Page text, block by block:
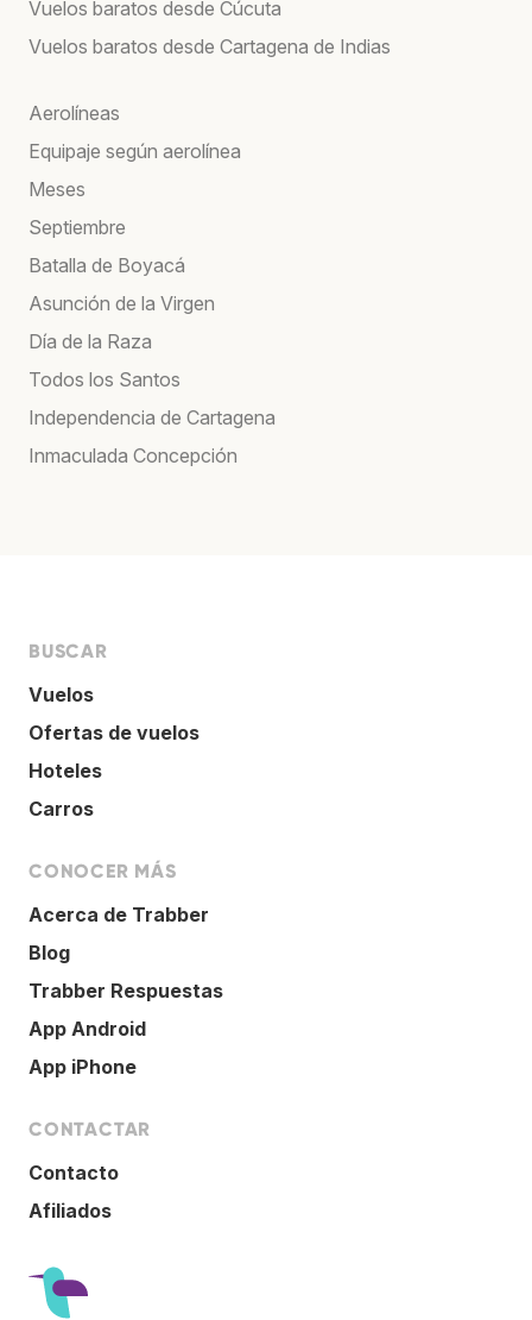
Vuelos baratos desde Cúcuta
Vuelos baratos desde Cartagena de Indias
Aerolíneas
Equipaje según aerolínea
Meses
Septiembre
Batalla de Boyacá
Asunción de la Virgen
Día de la Raza
Todos los Santos
Independencia de Cartagena
Inmaculada Concepción
BUSCAR
Vuelos
Ofertas de vuelos
Hoteles
Carros
CONOCER MÁS
Acerca de Trabber
Blog
Trabber Respuestas
App Android
App iPhone
CONTACTAR
Contacto
Afiliados